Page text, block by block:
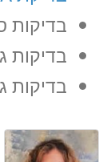
בדיקות
בדיקות
בדיקות